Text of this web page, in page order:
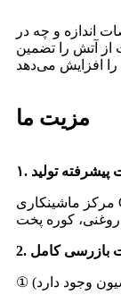
اندازه و چه در
از آتش را تضمین
مزیت ما
مرکز ماشینکاری CNC، دستگاه مخلوط کردن لاستیک، دستگاه پیش فرمینگ، دستگاه قالب گیری هیدرولیک خلاء، دستگاه تزریق اتوماتیک، دستگاه حذف لبه اتوماتیک، دستگاه ولکانیزه ثانویه (دستگاه برش